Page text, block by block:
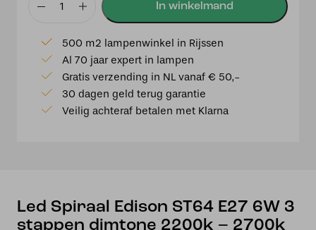
Edison
ST64
E27
6W
2700k
goud
500 m2 lampenwinkel in Rijssen
Al 70 jaar expert in lampen
Gratis verzending in NL vanaf € 50,-
30 dagen geld terug garantie
Veilig achteraf betalen met Klarna
Led Spiraal Edison ST64 E27 6W 3
stappen dimtone 2200k – 2700k